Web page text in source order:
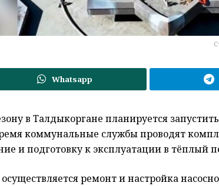
Whatsapp
в Талдыкоргане планируется
коммунальные службы проводят
и подготовку к эксплуатации в тёплый
ремонт и настройка